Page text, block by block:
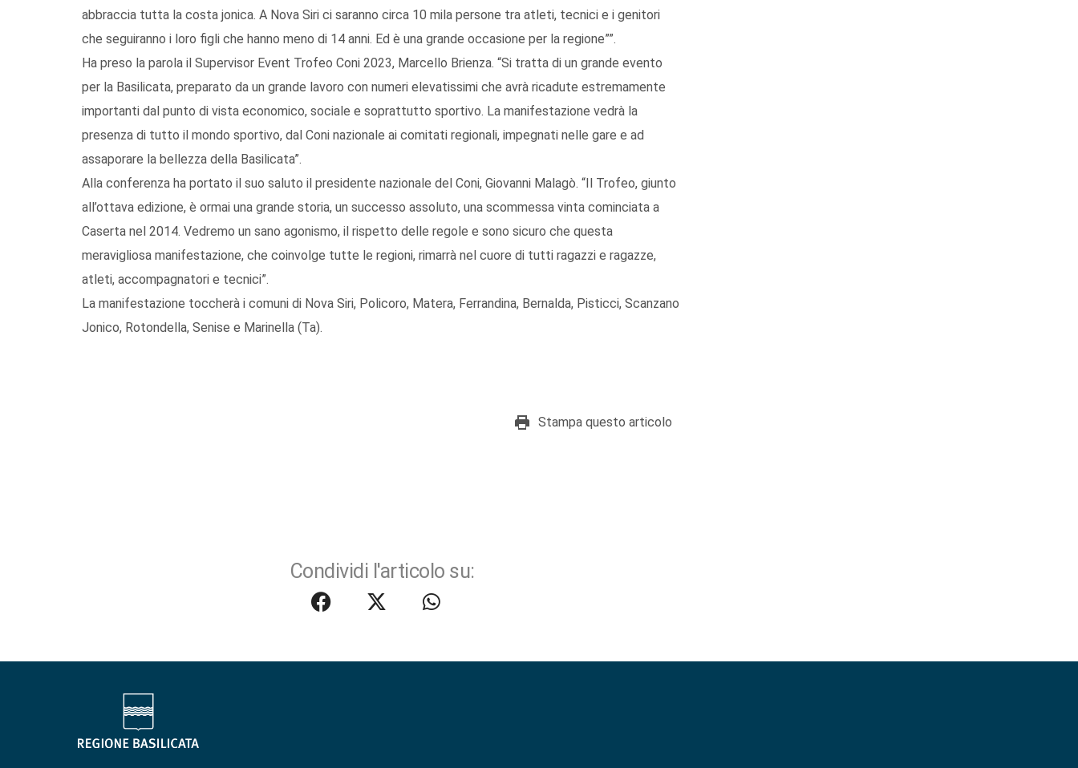
abbraccia tutta la costa jonica. A Nova Siri ci saranno circa 10 mila persone tra atleti, tecnici e i genitori
che seguiranno i loro figli che hanno meno di 14 anni. Ed è una grande occasione per la regione””.
Ha preso la parola il Supervisor Event Trofeo Coni 2023, Marcello Brienza. “Si tratta di un grande evento
per la Basilicata, preparato da un grande lavoro con numeri elevatissimi che avrà ricadute estremamente
importanti dal punto di vista economico, sociale e soprattutto sportivo. La manifestazione vedrà la
presenza di tutto il mondo sportivo, dal Coni nazionale ai comitati regionali, impegnati nelle gare e ad
assaporare la bellezza della Basilicata”.
Alla conferenza ha portato il suo saluto il presidente nazionale del Coni, Giovanni Malagò. “Il Trofeo, giunto
all’ottava edizione, è ormai una grande storia, un successo assoluto, una scommessa vinta cominciata a
Caserta nel 2014. Vedremo un sano agonismo, il rispetto delle regole e sono sicuro che questa
meravigliosa manifestazione, che coinvolge tutte le regioni, rimarrà nel cuore di tutti ragazzi e ragazze,
atleti, accompagnatori e tecnici”.
La manifestazione toccherà i comuni di Nova Siri, Policoro, Matera, Ferrandina, Bernalda, Pisticci, Scanzano
Jonico, Rotondella, Senise e Marinella (Ta).
Stampa questo articolo
Condividi l'articolo su: